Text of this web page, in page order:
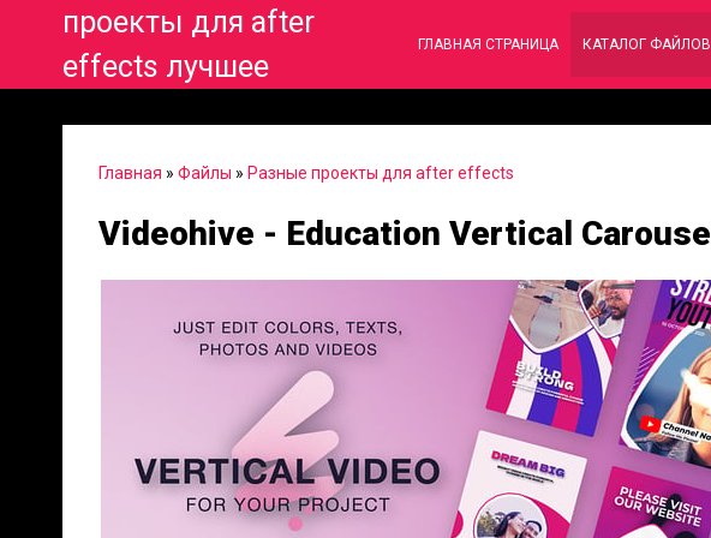
проекты для after
effects лучшее
ГЛАВНАЯ СТРАНИЦА КАТАЛОГ ФАЙЛОВ
Главная » Файлы » Разные проекты для after effects
Videohive - Education Vertical